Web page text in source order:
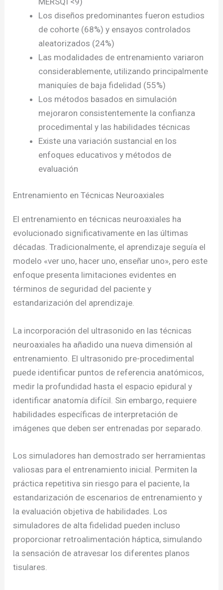
Los diseños predominantes fueron estudios
de cohorte (68%) y ensayos controlados
aleatorizados (24%)
Las modalidades de entrenamiento variaron
considerablemente, utilizando principalmente
maniquíes de baja fidelidad (55%)
Los métodos basados en simulación
mejoraron consistentemente la confianza
procedimental y las habilidades técnicas
Existe una variación sustancial en los
enfoques educativos y métodos de
evaluación
Entrenamiento en Técnicas Neuroaxiales
El entrenamiento en técnicas neuroaxiales ha
evolucionado significativamente en las últimas
décadas. Tradicionalmente, el aprendizaje seguía el
modelo «ver uno, hacer uno, enseñar uno», pero este
enfoque presenta limitaciones evidentes en
términos de seguridad del paciente y
estandarización del aprendizaje.
La incorporación del ultrasonido en las técnicas
neuroaxiales ha añadido una nueva dimensión al
entrenamiento. El ultrasonido pre-procedimental
puede identificar puntos de referencia anatómicos,
medir la profundidad hasta el espacio epidural y
identificar anatomía difícil. Sin embargo, requiere
habilidades específicas de interpretación de
imágenes que deben ser entrenadas por separado.
Los simuladores han demostrado ser herramientas
valiosas para el entrenamiento inicial. Permiten la
práctica repetitiva sin riesgo para el paciente, la
estandarización de escenarios de entrenamiento y
la evaluación objetiva de habilidades. Los
simuladores de alta fidelidad pueden incluso
proporcionar retroalimentación háptica, simulando
la sensación de atravesar los diferentes planos
tisulares.